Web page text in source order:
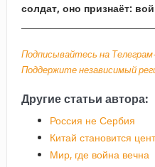
солдат, оно признаёт:
Подписывайтесь на
Поддержите независимый
Другие статьи автора:
Россия не Сербия
Китай становится
Мир, где война вечна